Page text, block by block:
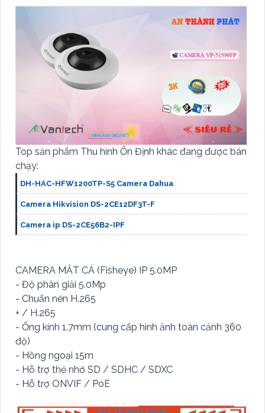
Top sản phẩm Thu hình Ổn Định khác đang được bán
chạy:
DH-HAC-HFW1200TP-S5 Camera Dahua
Camera Hikvision DS-2CE12DF3T-F
Camera ip DS-2CE56B2-IPF
CAMERA MẮT CÁ (Fisheye) IP 5.0MP
- Độ phân giải 5.0Mp
- Chuẩn nén H.265
+ / H.265
- Ống kính 1.7mm (cung cấp hình ảnh toàn cảnh 360
độ)
- Hồng ngoại 15m
- Hỗ trợ thẻ nhớ SD / SDHC / SDXC
- Hỗ trợ ONVIF / PoE